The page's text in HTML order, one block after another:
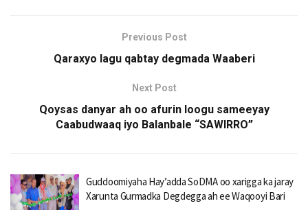
Previous Post
Qaraxyo lagu qabtay degmada Waaberi
Next Post
Qoysas danyar ah oo afurin loogu sameeyay
Caabudwaaq iyo Balanbale “SAWIRRO”
Guddoomiyaha Hay’adda SoDMA oo xarigga ka jaray
Xarunta Gurmadka Degdegga ah ee Waqooyi Bari